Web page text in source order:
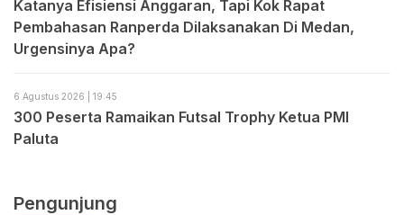
Katanya Efisiensi Anggaran, Tapi Kok Rapat
Pembahasan Ranperda Dilaksanakan Di Medan,
Urgensinya Apa?
6 Agustus 2026 | 19:45
300 Peserta Ramaikan Futsal Trophy Ketua PMI
Paluta
Pengunjung